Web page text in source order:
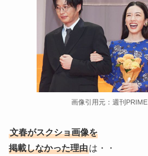
画像引用元：週刊PRIME
文春がスクショ画像を
掲載しなかった理由は・・